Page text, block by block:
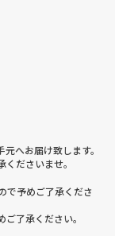
へお届け致します。
ださいませ。
で予めご了承くださ
了承ください。